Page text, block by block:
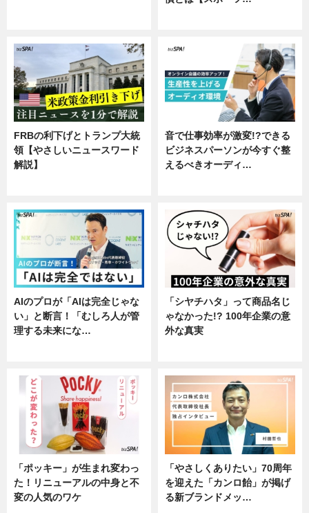
FRBの利下げとトランプ大統
領【やさしいニュースワード
解説】
音で仕事効率が激変!?できる
ビジネスパーソンが今すぐ整
えるべきオーディ…
AIのプロが「AIは完全じゃな
い」と断言！「むしろ人が管
理する未来にな…
「シヤチハタ」って商品名じ
ゃなかった!? 100年企業の意
外な真実
「ポッキー」が生まれ変わっ
た！リニューアルの中身と不
変の人気のワケ
「やさしくありたい」70周年
を迎えた「カンロ飴」が掲げ
る新ブランドメッ…